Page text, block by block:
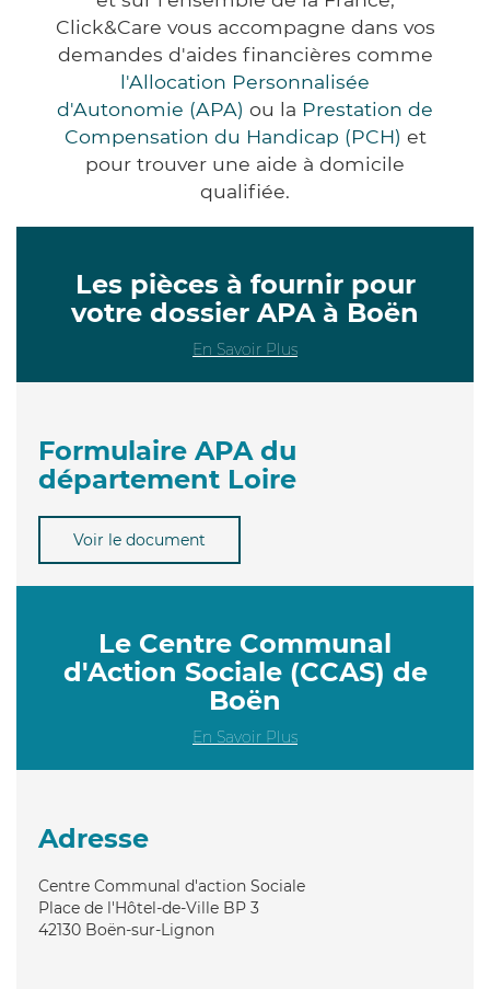
Click&Care vous accompagne dans vos
demandes d'aides financières comme
l'Allocation Personnalisée
d'Autonomie (APA) ou la Prestation de
Compensation du Handicap (PCH) et
pour trouver une aide à domicile
qualifiée.
Les pièces à fournir pour
votre dossier APA à Boën
En Savoir Plus
Formulaire APA du
département Loire
Voir le document
Le Centre Communal
d'Action Sociale (CCAS) de
Boën
En Savoir Plus
Adresse
Centre Communal d'action Sociale
Place de l'Hôtel-de-Ville BP 3
42130 Boën-sur-Lignon